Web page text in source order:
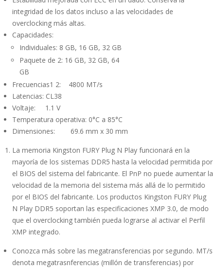
integridad de los datos incluso a las velocidades de
overclocking más altas.
Capacidades:
Individuales: 8 GB, 16 GB, 32 GB
Paquete de 2: 16 GB, 32 GB, 64
GB
Frecuencias1 2: 4800 MT/s
Latencias: CL38
Voltaje: 1.1 V
Temperatura operativa: 0°C a 85°C
Dimensiones: 69.6 mm x 30 mm
La memoria Kingston FURY Plug N Play funcionará en la
mayoría de los sistemas DDR5 hasta la velocidad permitida por
el BIOS del sistema del fabricante. El PnP no puede aumentar la
velocidad de la memoria del sistema más allá de lo permitido
por el BIOS del fabricante. Los productos Kingston FURY Plug
N Play DDR5 soportan las especificaciones XMP 3.0, de modo
que el overclocking también pueda lograrse al activar el Perfil
XMP integrado.
Conozca más sobre las megatransferencias por segundo. MT/s
denota megatrasnferencias (millón de transferencias) por